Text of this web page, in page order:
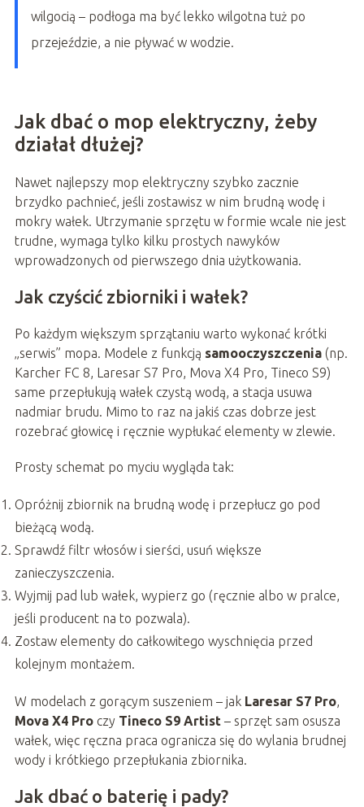
wilgocią – podłoga ma być lekko wilgotna tuż po
przejeździe, a nie pływać w wodzie.
Jak dbać o mop elektryczny, żeby
działał dłużej?
Nawet najlepszy mop elektryczny szybko zacznie
brzydko pachnieć, jeśli zostawisz w nim brudną wodę i
mokry wałek. Utrzymanie sprzętu w formie wcale nie jest
trudne, wymaga tylko kilku prostych nawyków
wprowadzonych od pierwszego dnia użytkowania.
Jak czyścić zbiorniki i wałek?
Po każdym większym sprzątaniu warto wykonać krótki
„serwis” mopa. Modele z funkcją samooczyszczenia(np.
Karcher FC 8, Laresar S7 Pro, Mova X4 Pro, Tineco S9)
same przepłukują wałek czystą wodą, a stacja usuwa
nadmiar brudu. Mimo to raz na jakiś czas dobrze jest
rozebrać głowicę i ręcznie wypłukać elementy w zlewie.
Prosty schemat po myciu wygląda tak:
Opróżnij zbiornik na brudną wodę i przepłucz go pod
bieżącą wodą.
Sprawdź filtr włosów i sierści, usuń większe
zanieczyszczenia.
Wyjmij pad lub wałek, wypierz go (ręcznie albo w pralce,
jeśli producent na to pozwala).
Zostaw elementy do całkowitego wyschnięcia przed
kolejnym montażem.
W modelach z gorącym suszeniem – jak Laresar S7 Pro,
Mova X4 Proczy Tineco S9 Artist – sprzęt sam osusza
wałek, więc ręczna praca ogranicza się do wylania brudnej
wody i krótkiego przepłukania zbiornika.
Jak dbać o baterię i pady?